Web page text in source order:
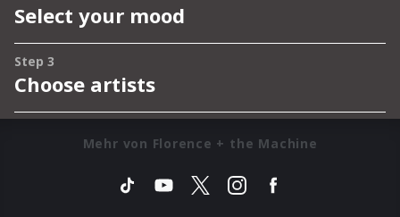
Mehr von Florence + the Machine